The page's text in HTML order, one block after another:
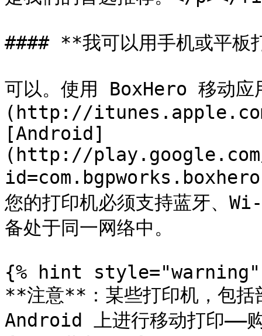
#### **我可以用手机或平板
可以。使用 BoxHero 移动
(http://
[Android]
(http://
id=com.bgpworks.boxhero)
您的打印机必须支持蓝牙、
备处于同一网络中。
{% hint style="warning"
**注意**：某些打印机，包
Android 上进行移动打印——